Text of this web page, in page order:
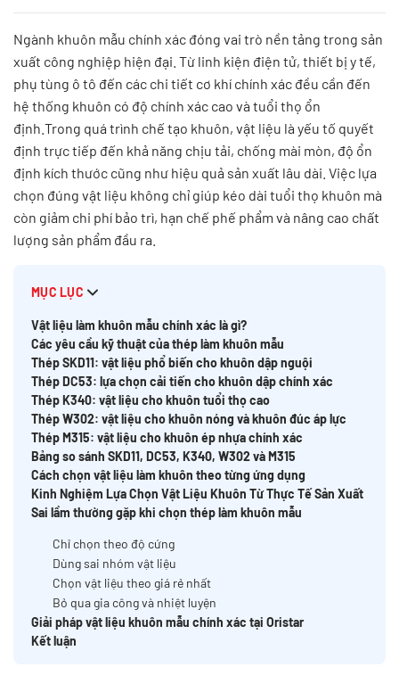
Ngành khuôn mẫu chính xác đóng vai trò nền tảng trong sản
xuất công nghiệp hiện đại. Từ linh kiện điện tử, thiết bị y tế,
phụ tùng ô tô đến các chi tiết cơ khí chính xác đều cần đến
hệ thống khuôn có độ chính xác cao và tuổi thọ ổn
định.Trong quá trình chế tạo khuôn, vật liệu là yếu tố quyết
định trực tiếp đến khả năng chịu tải, chống mài mòn, độ ổn
định kích thước cũng như hiệu quả sản xuất lâu dài. Việc lựa
chọn đúng vật liệu không chỉ giúp kéo dài tuổi thọ khuôn mà
còn giảm chi phí bảo trì, hạn chế phế phẩm và nâng cao chất
lượng sản phẩm đầu ra.
MỤC LỤC
Vật liệu làm khuôn mẫu chính xác là gì?
Các yêu cầu kỹ thuật của thép làm khuôn mẫu
Thép SKD11: vật liệu phổ biến cho khuôn dập nguội
Thép DC53: lựa chọn cải tiến cho khuôn dập chính xác
Thép K340: vật liệu cho khuôn tuổi thọ cao
Thép W302: vật liệu cho khuôn nóng và khuôn đúc áp lực
Thép M315: vật liệu cho khuôn ép nhựa chính xác
Bảng so sánh SKD11, DC53, K340, W302 và M315
Cách chọn vật liệu làm khuôn theo từng ứng dụng
Kinh Nghiệm Lựa Chọn Vật Liệu Khuôn Từ Thực Tế Sản Xuất
Sai lầm thường gặp khi chọn thép làm khuôn mẫu
Chỉ chọn theo độ cứng
Dùng sai nhóm vật liệu
Chọn vật liệu theo giá rẻ nhất
Bỏ qua gia công và nhiệt luyện
Giải pháp vật liệu khuôn mẫu chính xác tại Oristar
Kết luận